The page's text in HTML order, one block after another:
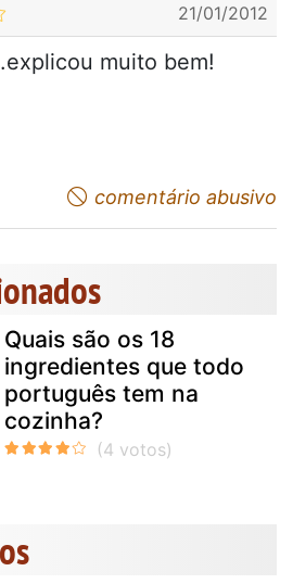
21/01/2012
muito bem!
not appreciatecomentário abusivo
Quais são os 18
ingredientes que todo
português tem na
cozinha?